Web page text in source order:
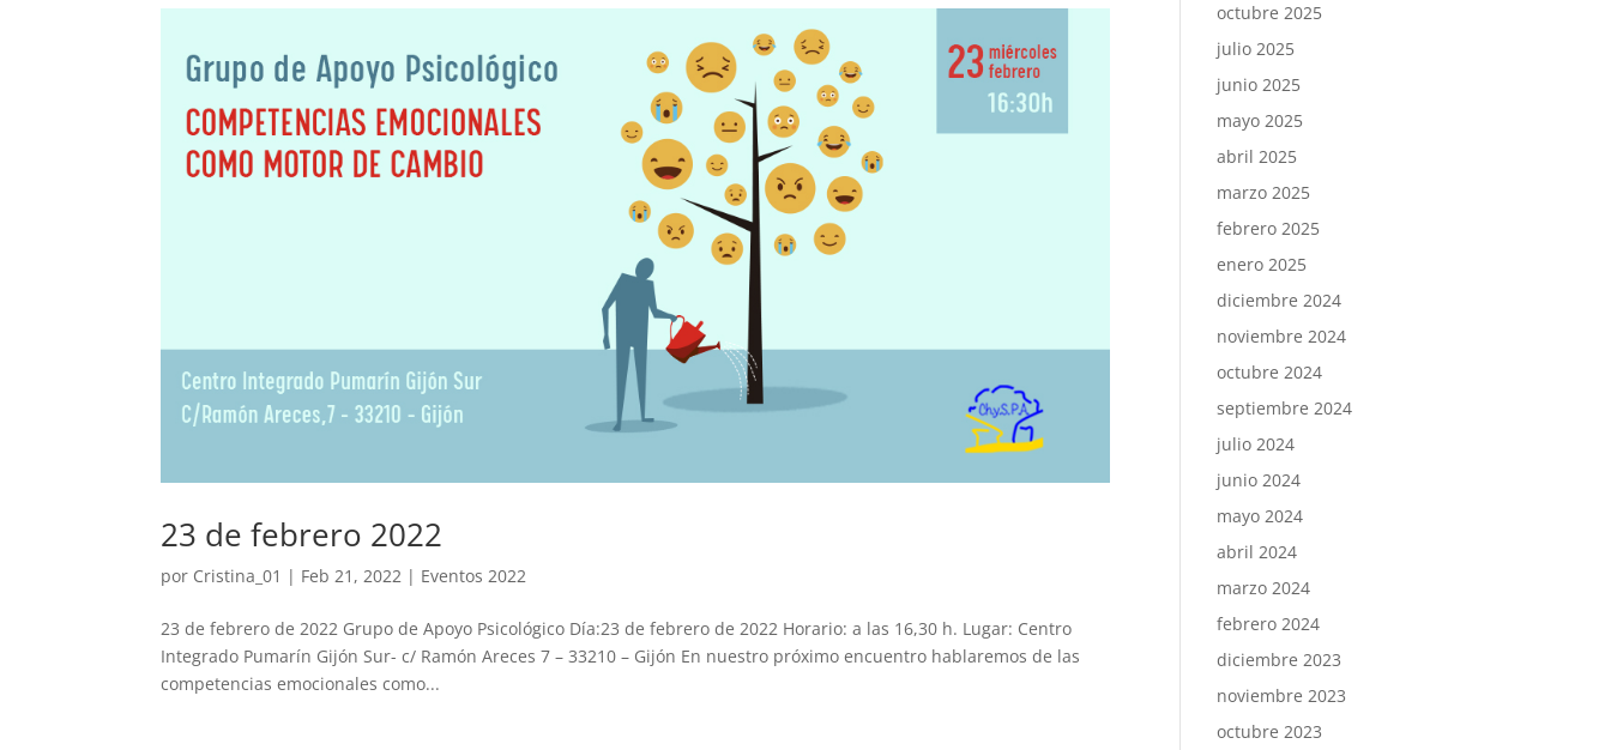
23 de febrero 2022
por Cristina_01 | Feb 21, 2022 | Eventos 2022
23 de febrero de 2022 Grupo de Apoyo Psicológico Día:23 de febrero de 2022 Horario: a las 16,30 h. Lugar: Centro
Integrado Pumarín Gijón Sur- c/ Ramón Areces 7 – 33210 – Gijón En nuestro próximo encuentro hablaremos de las
competencias emocionales como...
octubre 2025
julio 2025
junio 2025
mayo 2025
abril 2025
marzo 2025
febrero 2025
enero 2025
diciembre 2024
noviembre 2024
octubre 2024
septiembre 2024
julio 2024
junio 2024
mayo 2024
abril 2024
marzo 2024
febrero 2024
diciembre 2023
noviembre 2023
octubre 2023